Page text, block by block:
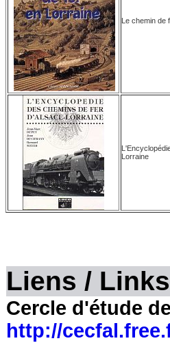
Le chemin de
Lorraine
Liens / Links
Cercle d'étude
http://